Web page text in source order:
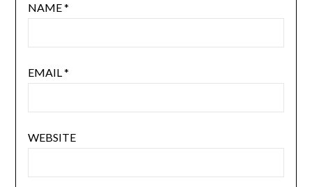
NAME*
EMAIL*
WEBSITE